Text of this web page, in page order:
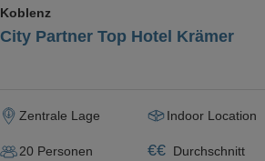
City Partner Top Hotel Krämer
Koblenz
Zentrale Lage Indoor Location
20 Personen €€ Durchschnitt